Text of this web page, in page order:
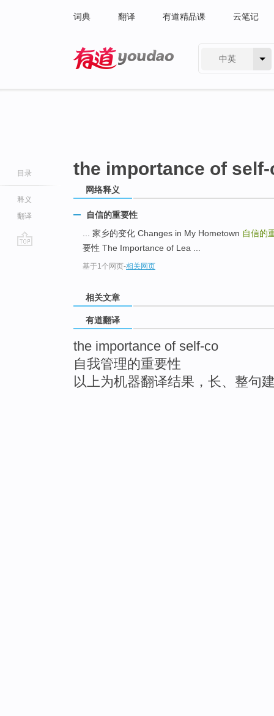
词典 翻译 有道精品课 云笔记
中英
目录
释义
翻译
the importance of
网络释义
自信的重要性
... 家乡的变化 Changes in My Hometown 自信的
要性 The Importance of Lea ...
基于1个网页-相关网页
相关文章
有道翻译
the importance of self-co
自我管理的重要性
以上为机器翻译结果，长、整句